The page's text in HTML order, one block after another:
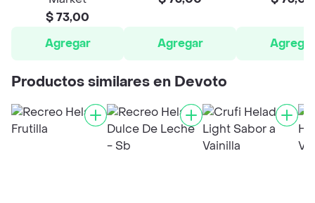
$ 73,00
Agregar
Agregar Agregar
Productos similares en Devoto